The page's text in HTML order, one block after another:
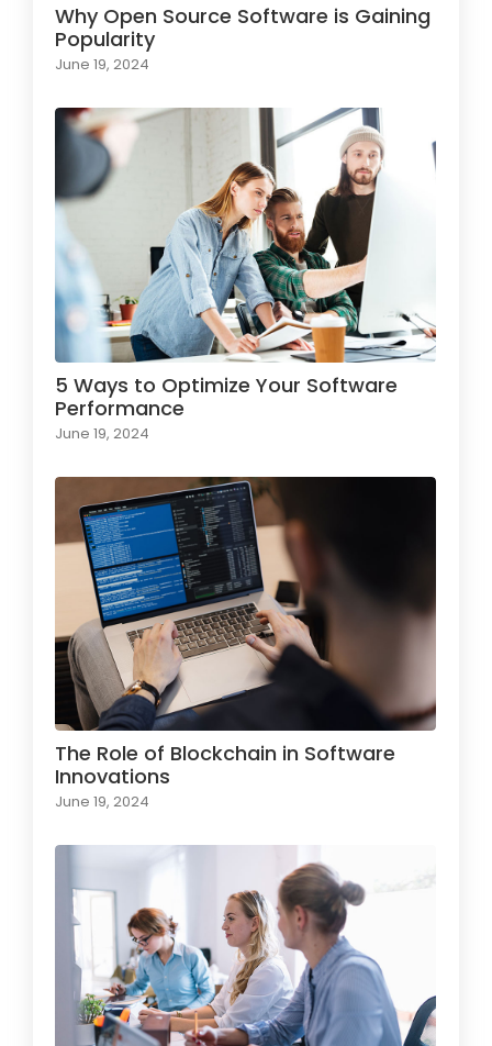
Why Open Source Software is Gaining
Popularity
June 19, 2024
5 Ways to Optimize Your Software
Performance
June 19, 2024
The Role of Blockchain in Software
Innovations
June 19, 2024